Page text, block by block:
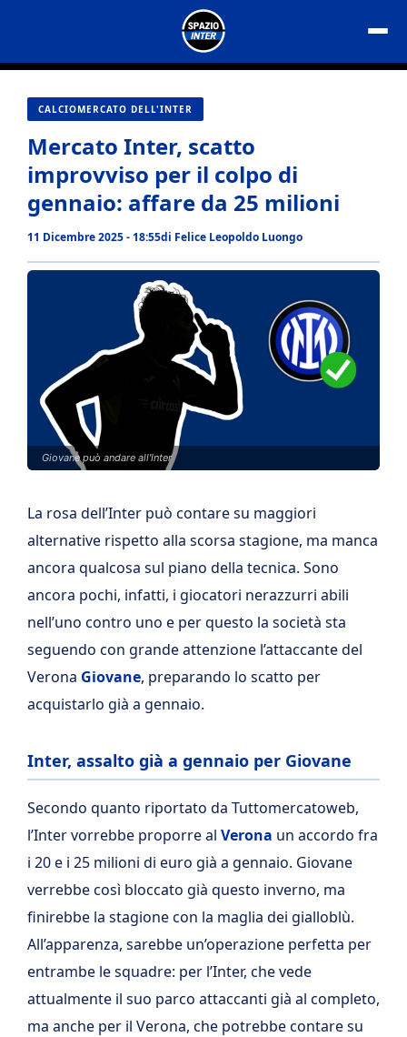
contenuto
CALCIOMERCATO DELL'INTER
Mercato Inter, scatto
improvviso per il colpo di
gennaio: affare da 25 milioni
11 Dicembre 2025 - 18:55di Felice Leopoldo Luongo
Giovane può andare all'Inter
La rosa dell’Inter può contare su maggiori
alternative rispetto alla scorsa stagione, ma manca
ancora qualcosa sul piano della tecnica. Sono
ancora pochi, infatti, i giocatori nerazzurri abili
nell’uno contro uno e per questo la società sta
seguendo con grande attenzione l’attaccante del
Verona Giovane, preparando lo scatto per
acquistarlo già a gennaio.
Inter, assalto già a gennaio per Giovane
Secondo quanto riportato da Tuttomercatoweb,
l’Inter vorrebbe proporre al Verona un accordo fra
i 20 e i 25 milioni di euro già a gennaio. Giovane
verrebbe così bloccato già questo inverno, ma
finirebbe la stagione con la maglia dei gialloblù.
All’apparenza, sarebbe un’operazione perfetta per
entrambe le squadre: per l’Inter, che vede
attualmente il suo parco attaccanti già al completo,
ma anche per il Verona, che potrebbe contare su